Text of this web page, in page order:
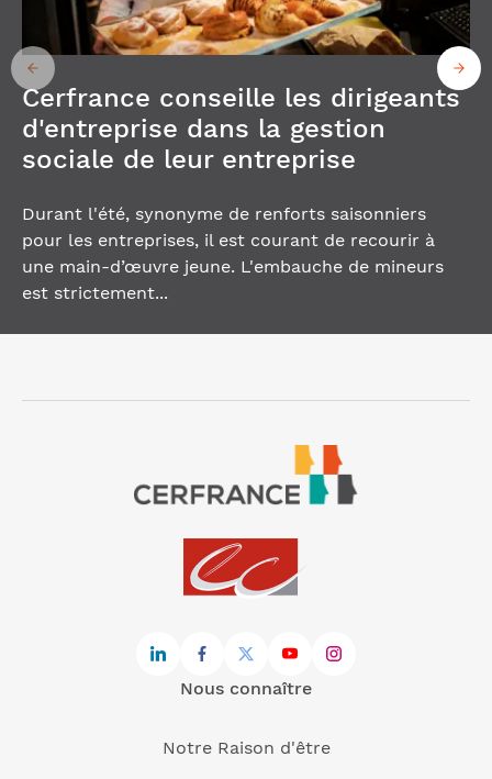
Cerfrance conseille les dirigeants
d'entreprise dans la gestion
sociale de leur entreprise
Durant l'été, synonyme de renforts saisonniers
pour les entreprises, il est courant de recourir à
une main-d’œuvre jeune. L'embauche de mineurs
est strictement...
Nous connaître
Notre Raison d'être